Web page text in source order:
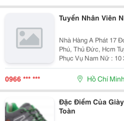
Tuyển Nhân Viên
Nhà Hàng A Phát 17 Đc : 61 Trần Hưng Đạo,P.tăng Nhơn
Phú, Thủ Đức, Hcm Tuyển Dụng 1. Tổ Trưởng : 02 2.
Phục Vụ Nam Nữ : 10 3. Tạp Vụ : 03 4. Thu Ngân : 01 5.
Tiếp Thực : 02 6. Tả Hổ : 02 Mức Lương + Phụ Cấp :
Thoả Thuận Khi
0966 *** *** Hồ Chí Minh
Đặc Điểm Của
Toàn